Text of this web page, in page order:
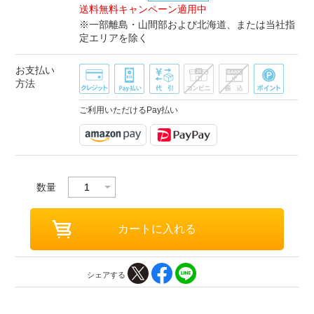
送料無料キャンペーン適用中
※一部離島・山間部および北海道、または当社指
定エリアを除く
お支払い
方法
ご利用いただけるPay払い
数量
シェアする